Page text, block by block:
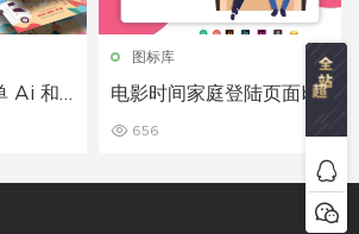
Ai 和
图标库
电影时间家庭登陆页面ba
656